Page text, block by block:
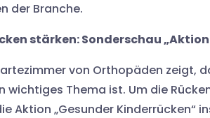
der Branche.
stärken: Sonderschau
von Orthopäden zeigt,
wichtiges Thema ist. Um die
Aktion „Gesunder Kinderrücken“